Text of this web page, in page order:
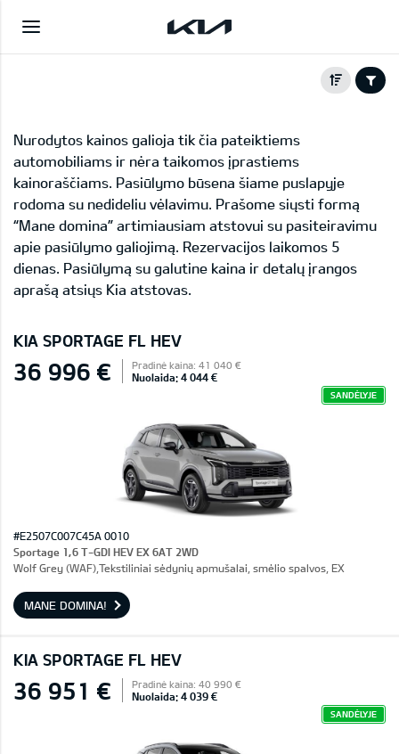
Nurodytos kainos galioja tik čia pateiktiems
automobiliams ir nėra taikomos įprastiems
kainoraščiams. Pasiūlymo būsena šiame puslapyje
rodoma su nedideliu vėlavimu. Prašome siųsti formą
“Mane domina” artimiausiam atstovui su pasiteiravimu
apie pasiūlymo galiojimą. Rezervacijos laikomos 5
dienas. Pasiūlymą su galutine kaina ir detalų įrangos
aprašą atsiųs Kia atstovas.
KIA SPORTAGE FL HEV
36 996 € Pradinė kaina: 41 040 €
Nuolaida: 4 044 €
SANDĖLYJE
#E2507C007C45A 0010
Sportage 1,6 T-GDI HEV EX 6AT 2WD
Wolf Grey (WAF),Tekstiliniai sėdynių apmušalai, smėlio spalvos, EX
MANE DOMINA!
KIA SPORTAGE FL HEV
36 951 € Pradinė kaina: 40 990 €
Nuolaida: 4 039 €
SANDĖLYJE